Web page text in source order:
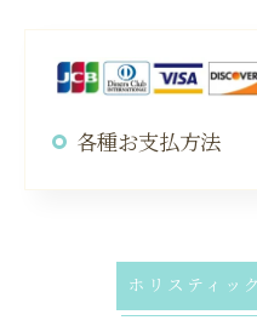
各種お支払方法
ホリスティッ